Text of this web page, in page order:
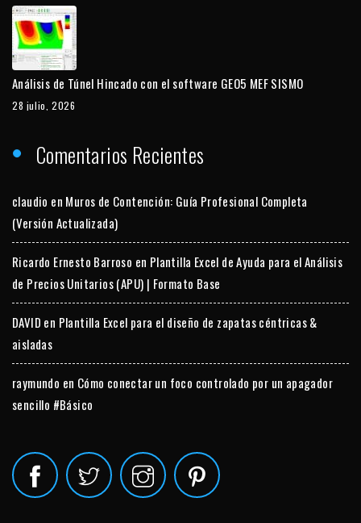
Análisis de Túnel Hincado con el software GEO5 MEF SISMO
28 julio, 2026
Comentarios Recientes
claudio en Muros de Contención: Guía Profesional Completa
(Versión Actualizada)
Ricardo Ernesto Barroso en Plantilla Excel de Ayuda para el Análisis
de Precios Unitarios (APU) | Formato Base
DAVID en Plantilla Excel para el diseño de zapatas céntricas &
aisladas
raymundo en Cómo conectar un foco controlado por un apagador
sencillo #Básico